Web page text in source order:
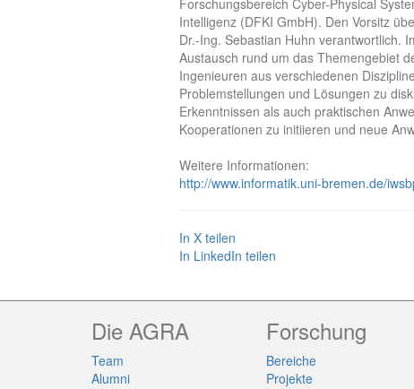
Forschungsbereich Cyber-Physical
Intelligenz (DFKI GmbH). Den Vorsitz
Dr.-Ing. Sebastian Huhn verantwortlich.
Austausch rund um das Themengebiet
Ingenieuren aus verschiedenen
Problemstellungen und Lösungen zu
Erkenntnissen als auch praktischen
Kooperationen zu initiieren und neue
Weitere Informationen:
http://www.informatik.uni-bremen.de/
In X teilen
In LinkedIn teilen
Die AGRA
Team
Alumni
Forschung
Bereiche
Projekte